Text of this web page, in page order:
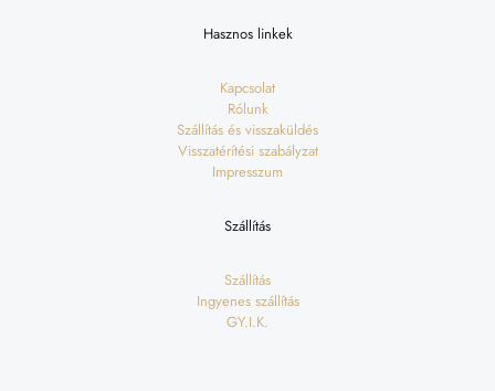
Hasznos linkek
Kapcsolat
Rólunk
Szállítás és visszaküldés
Visszatérítési szabályzat
Impresszum
Szállítás
Szállítás
Ingyenes szállítás
GY.I.K.